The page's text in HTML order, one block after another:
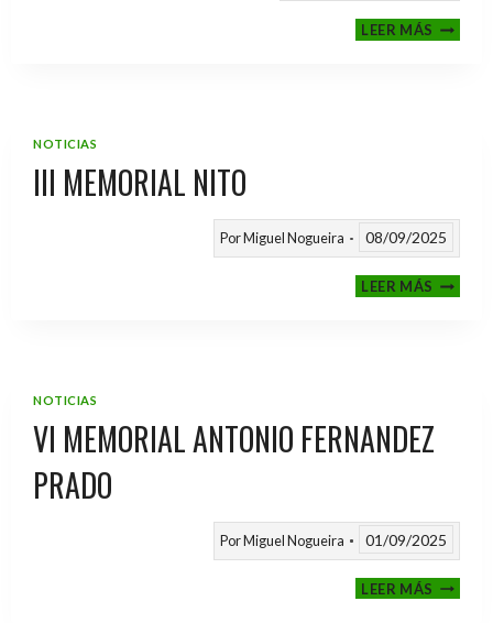
LEER MÁS
NOTICIAS
III MEMORIAL NITO
PorMiguel Nogueira 08/09/2025
LEER MÁSIII
NOTICIAS
VI MEMORIAL ANTONIO FERNANDEZ
PRADO
PorMiguel Nogueira 01/09/2025
LEER MÁSVI